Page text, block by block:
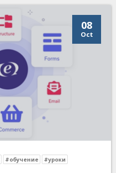
08
Oct
#обучение #уроки